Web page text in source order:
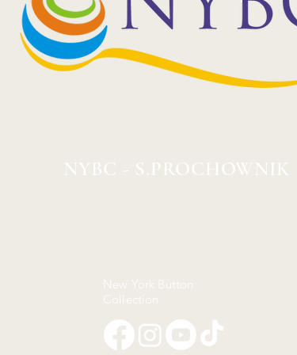
NYBC - S.PROCHOWNIK
New York Button